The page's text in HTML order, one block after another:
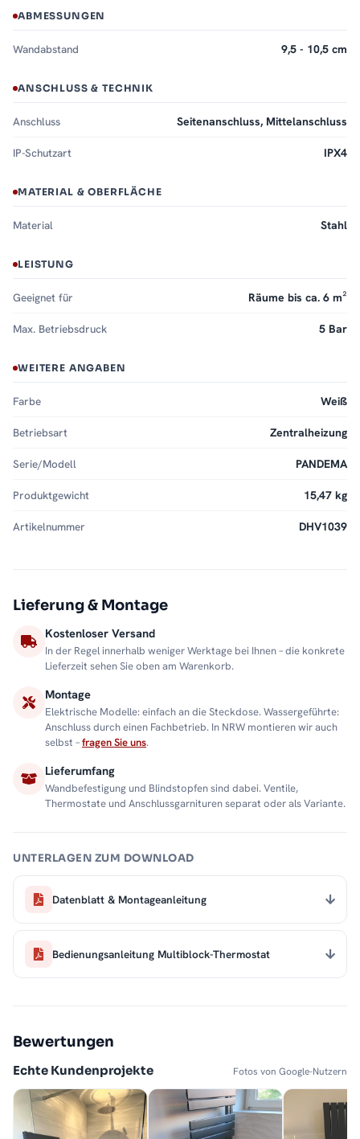
ABMESSUNGEN
Wandabstand 9,5 - 10,5 cm
ANSCHLUSS & TECHNIK
Anschluss Seitenanschluss, Mittelanschluss
IP-Schutzart IPX4
MATERIAL & OBERFLÄCHE
Material Stahl
LEISTUNG
Geeignet für Räume bis ca. 6 m²
Max. Betriebsdruck 5 Bar
WEITERE ANGABEN
Farbe Weiß
Betriebsart Zentralheizung
Serie/Modell PANDEMA
Produktgewicht 15,47 kg
Artikelnummer DHV1039
Lieferung & Montage
Kostenloser Versand
In der Regel innerhalb weniger Werktage bei Ihnen – die konkrete
Lieferzeit sehen Sie oben am Warenkorb.
Montage
Elektrische Modelle: einfach an die Steckdose. Wassergeführte:
Anschluss durch einen Fachbetrieb. In NRW montieren wir auch
selbst –fragen Sie uns.
Lieferumfang
Wandbefestigung und Blindstopfen sind dabei. Ventile,
Thermostate und Anschlussgarnituren separat oder als Variante.
UNTERLAGEN ZUM DOWNLOAD
Datenblatt & Montageanleitung
Bedienungsanleitung Multiblock-Thermostat
Bewertungen
Echte Kundenprojekte Fotos von Google-Nutzern